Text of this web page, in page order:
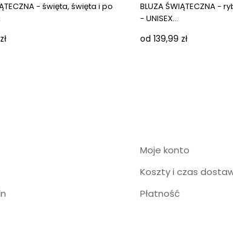
- święta, święta i po
BLUZA ŚWIĄTECZNA -
- UNISEX...
od 139,99 zł
Moje konto
Koszty i czas
Płatność